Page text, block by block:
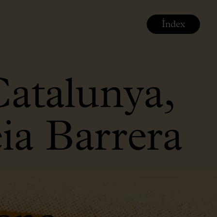
Barrera
Índex